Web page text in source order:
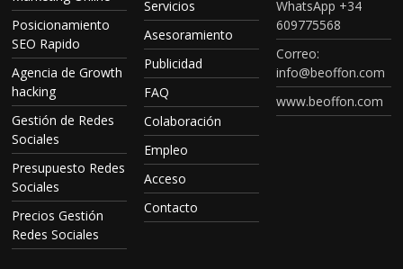
Posicionamiento
SEO Rapido
Agencia de Growth
hacking
Gestión de Redes
Sociales
Presupuesto Redes
Sociales
Precios Gestión
Redes Sociales
Servicios
Asesoramiento
Publicidad
FAQ
Colaboración
Empleo
Acceso
Contacto
WhatsApp +34
609775568
Correo:
info@beoffon.com
www.beoffon.com